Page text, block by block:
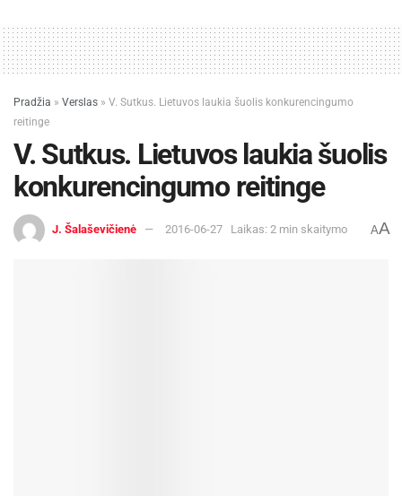
Pradžia » Verslas » V. Sutkus. Lietuvos laukia šuolis konkurencingumo
reitinge
V. Sutkus. Lietuvos laukia šuolis
konkurencingumo reitinge
J. Šalaševičienė 2016-06-27 Laikas: 2 min skaitymo AA